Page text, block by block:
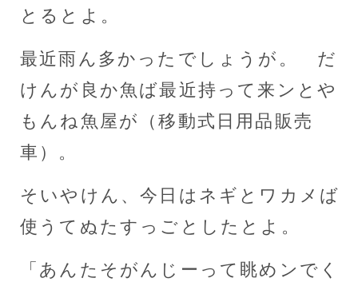
とるとよ。
最近雨ん多かったでしょうが。 だ
けんが良か魚ば最近持って来ンとや
もんね魚屋が（移動式日用品販売
車）。
そいやけん、今日はネギとワカメば
使うてぬたすっごとしたとよ。
「あんたそがんじーって眺めンでく